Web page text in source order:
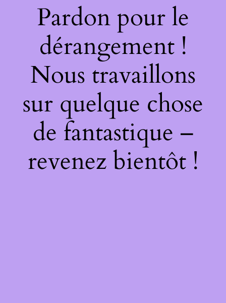
Pardon pour le
dérangement !
Nous travaillons
sur quelque chose
de fantastique –
revenez bientôt !